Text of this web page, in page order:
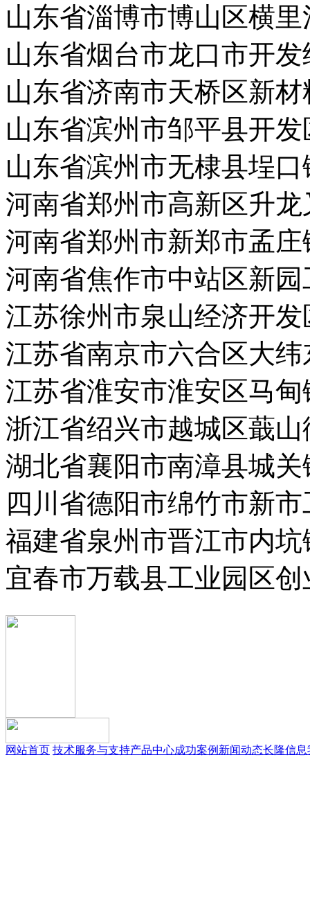
山东省淄博市博山区横里
山东省烟台市龙口市开
山东省济南市天桥区新
山东省滨州市邹平县开发
山东省滨州市无棣县埕口
河南省郑州市高新区升龙
河南省郑州市新郑市孟
河南省焦作市中站区新
江苏徐州市泉山经济开
江苏省南京市六合区大纬
江苏省淮安市淮安区马
浙江省绍兴市越城区蕺
湖北省襄阳市南漳县城
四川省德阳市绵竹市新
福建省泉州市晋江市内
宜春市万载县工业园区创
网站首页 技术服务与支持产品中心成功案例 新闻动态长隆信息